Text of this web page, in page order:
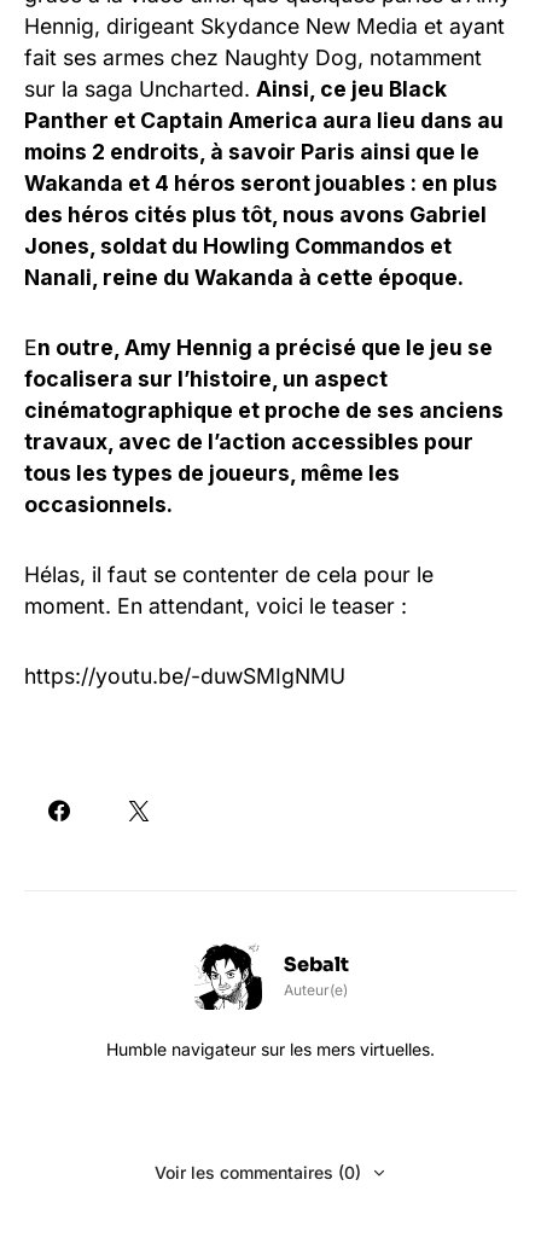
Hennig, dirigeant Skydance New Media et ayant
fait ses armes chez Naughty Dog, notamment
sur la saga Uncharted. Ainsi, ce jeu Black
Panther et Captain America aura lieu dans au
moins 2 endroits, à savoir Paris ainsi que le
Wakanda et 4 héros seront jouables : en plus
des héros cités plus tôt, nous avons Gabriel
Jones, soldat du Howling Commandos et
Nanali, reine du Wakanda à cette époque.
En outre, Amy Hennig a précisé que le jeu se
focalisera sur l’histoire, un aspect
cinématographique et proche de ses anciens
travaux, avec de l’action accessibles pour
tous les types de joueurs, même les
occasionnels.
Hélas, il faut se contenter de cela pour le
moment. En attendant, voici le teaser :
https://youtu.be/-duwSMIgNMU
Sebalt
Auteur(e)
Humble navigateur sur les mers virtuelles.
Voir les commentaires (0)